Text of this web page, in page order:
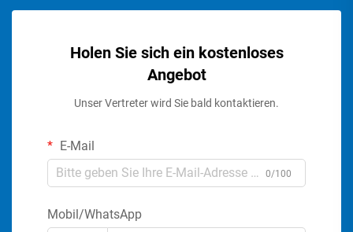
Holen Sie sich ein kostenloses
Angebot
Unser Vertreter wird Sie bald kontaktieren.
E-Mail
0/100
Mobil/WhatsApp